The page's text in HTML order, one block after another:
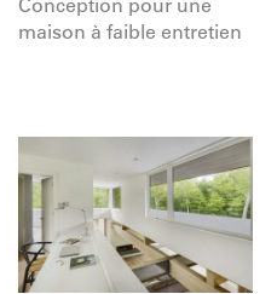
maison à faible entretien